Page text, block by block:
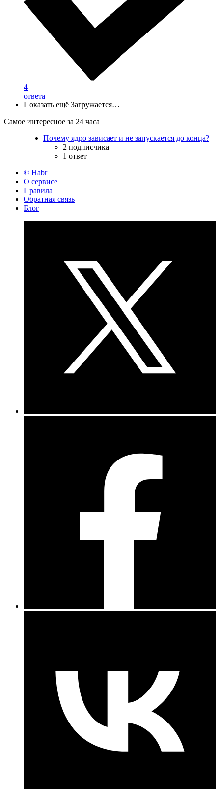
4
ответа
Показать ещё Загружается…
Самое интересное за 24 часа
Почему ядро зависает и не запускается до конца?
2 подписчика
1 ответ
© Habr
О сервисе
Правила
Обратная связь
Блог